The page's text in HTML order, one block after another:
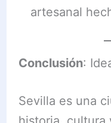
artesanal
Conclusión:
Sevilla es una